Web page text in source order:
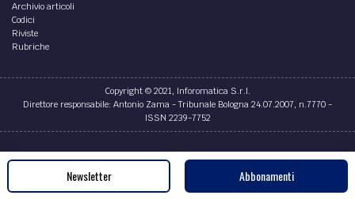
Archivio articoli
Codici
Riviste
Rubriche
Copyright © 2021, Inforomatica S.r.l.
Direttore responsabile: Antonio Zama - Tribunale Bologna 24.07.2007, n.7770 -
ISSN 2239-7752
Credits
Newsletter Abbonamenti